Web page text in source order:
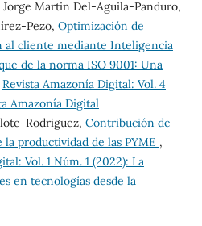
Martin Del-Aguila-Panduro,
Pezo, Optimización de
al cliente mediante Inteligencia
de la norma ISO 9001: Una
Revista Amazonía Digital: Vol. 4
Amazonía Digital
Rodriguez, Contribución de
productividad de las PYME ,
Vol. 1 Núm. 1 (2022): La
en tecnologías desde la